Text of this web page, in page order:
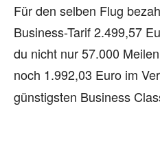
Für den selben Flug
Business-Tarif 2.499,57
du nicht nur 57.000
noch 1.992,03 Euro im
günstigsten Business